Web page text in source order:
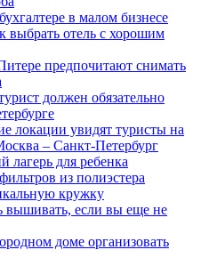
в малом бизнесе
выбрать отель с хорошим
предпочитают снимать
должен обязательно
локации увидят туристы на
– Санкт-Петербург
лагерь для ребенка
из полиэстера
кружку
вышивать, если вы еще не
доме организовать